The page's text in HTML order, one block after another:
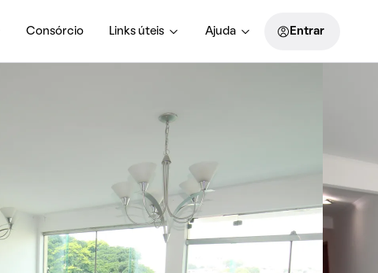
Consórcio Links úteis Ajuda Entrar